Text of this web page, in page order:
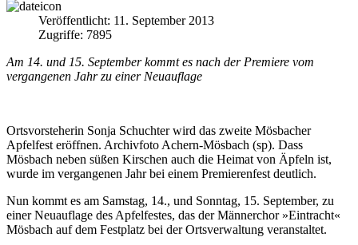
Veröffentlicht: 11. September 2013
Zugriffe: 7895
Am 14. und 15. September kommt es nach der Premiere vom
vergangenen Jahr zu einer Neuauflage
Ortsvorsteherin Sonja Schuchter wird das zweite Mösbacher
Apfelfest eröffnen. Archivfoto Achern-Mösbach (sp). Dass
Mösbach neben süßen Kirschen auch die Heimat von Äpfeln ist,
wurde im vergangenen Jahr bei einem Premierenfest deutlich.
Nun kommt es am Samstag, 14., und Sonntag, 15. September, zu
einer Neuauflage des Apfelfestes, das der Männerchor »Eintracht«
Mösbach auf dem Festplatz bei der Ortsverwaltung veranstaltet.